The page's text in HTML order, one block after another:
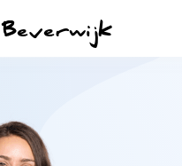
Beverwijk